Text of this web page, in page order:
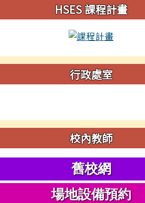
HSES 課程計畫
行政處室
校內教師
舊校網
場地設備預約